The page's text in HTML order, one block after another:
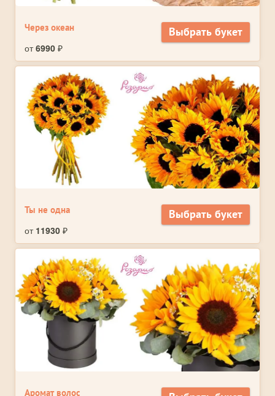
Через океан
от6990 ₽
Выбрать букет
Ты не одна
от 11930 ₽
Выбрать букет
Аромат волос